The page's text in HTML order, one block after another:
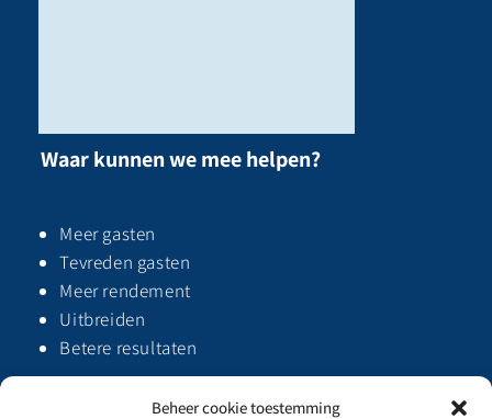
Beheer cookie toestemming
Waar kunnen we mee helpen?
Meer gasten
Tevreden gasten
Meer rendement
Uitbreiden
Betere resultaten